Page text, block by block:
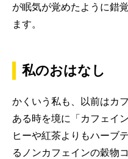
が眠気が覚めたように錯
ます。
私のおはなし
かくいう私も、以前はカ
ある時を境に「カフェイ
ヒーや紅茶よりもハーブ
るノンカフェインの穀物